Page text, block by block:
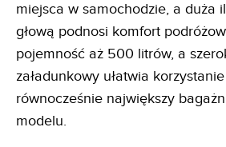
miejsca w samochodzie, a duża
głową podnosi komfort
pojemność aż 500 litrów, a
załadunkowy ułatwia
równocześnie największy
modelu.